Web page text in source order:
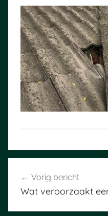
navigatie
Vorig bericht
Wat veroorzaakt